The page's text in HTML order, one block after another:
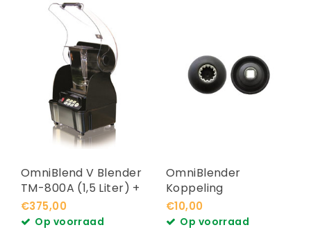
OmniBlend V Blender
TM-800A (1,5 Liter) +
Geluidsdemper
(Cover)
€375,00
Op voorraad
OmniBlender
Koppeling
€10,00
Op voorraad